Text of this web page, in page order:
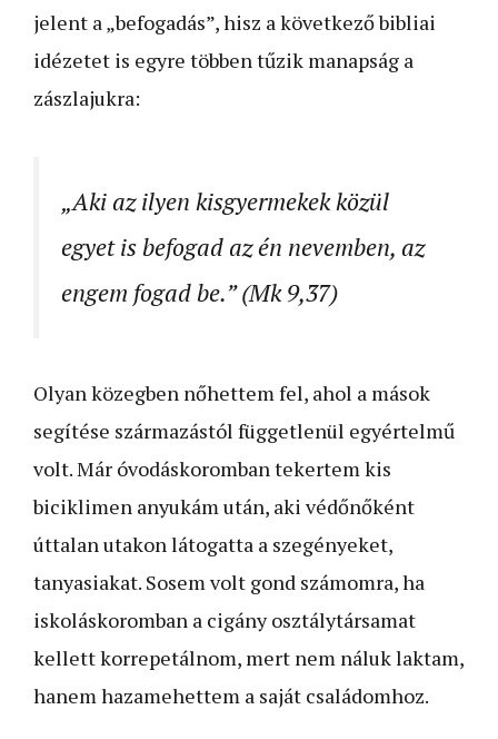
jelent a „befogadás”, hisz a következő bibliai
idézetet is egyre többen tűzik manapság a
zászlajukra:
„Aki az ilyen kisgyermekek közül
egyet is befogad az én nevemben, az
engem fogad be.” (Mk 9,37)
Olyan közegben nőhettem fel, ahol a mások
segítése származástól függetlenül egyértelmű
volt. Már óvodáskoromban tekertem kis
biciklimen anyukám után, aki védőnőként
úttalan utakon látogatta a szegényeket,
tanyasiakat. Sosem volt gond számomra, ha
iskoláskoromban a cigány osztálytársamat
kellett korrepetálnom, mert nem náluk laktam,
hanem hazamehettem a saját családomhoz.